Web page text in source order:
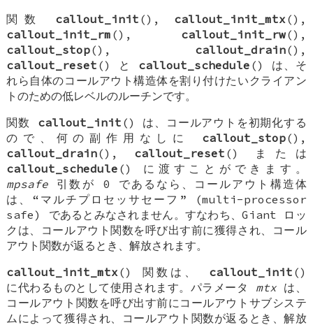
関数 callout_init (), callout_init_mtx (),
callout_init_rm (), callout_init_rw(),
callout_stop(), callout_drain(),
callout_reset () と callout_schedule () は、そ
れら自体のコールアウト構造体を割り付けたいクライアン
トのための低レベルのルーチンです。
関数 callout_init () は、コールアウトを初期化する
ので、何の副作用なしに callout_stop(),
callout_drain(), callout_reset () または
callout_schedule () に渡すことができます。
mpsafe 引数が 0 であるなら、コールアウト構造体
は、“マルチプロセッサセーフ” (multi-processor
safe) であるとみなされません。すなわち、Giant ロッ
クは、コールアウト関数を呼び出す前に獲得され、コール
アウト関数が返るとき、解放されます。
callout_init_mtx () 関数は、 callout_init ()
に代わるものとして使用されます。パラメータ mtxは、
コールアウト関数を呼び出す前にコールアウトサブシステ
ムによって獲得され、コールアウト関数が返るとき、解放